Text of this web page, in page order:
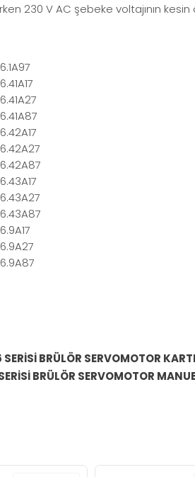
230 V AC şebeke voltajının
BRÜLÖR SERVOMOTOR
BRÜLÖR SERVOMOTOR